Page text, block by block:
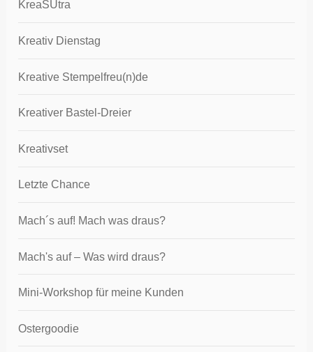
KreaSUtra
Kreativ Dienstag
Kreative Stempelfreu(n)de
Kreativer Bastel-Dreier
Kreativset
Letzte Chance
Mach´s auf! Mach was draus?
Mach's auf – Was wird draus?
Mini-Workshop für meine Kunden
Ostergoodie